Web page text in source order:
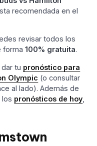
recomendada en el
revisar todos los
forma100% gratuita.
tu pronóstico para
Olympic (o consultar
al lado). Además de
los pronósticos de hoy